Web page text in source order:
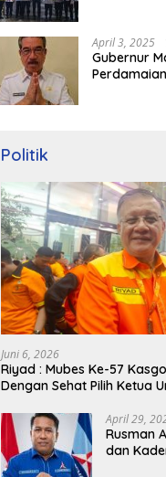
April 3, 2025
Gubernur
Politik
Juni 6, 2026
Riyad : Mubes Ke-57
Dengan Sehat Pilih Ketua
April 29,
Rusman
dan